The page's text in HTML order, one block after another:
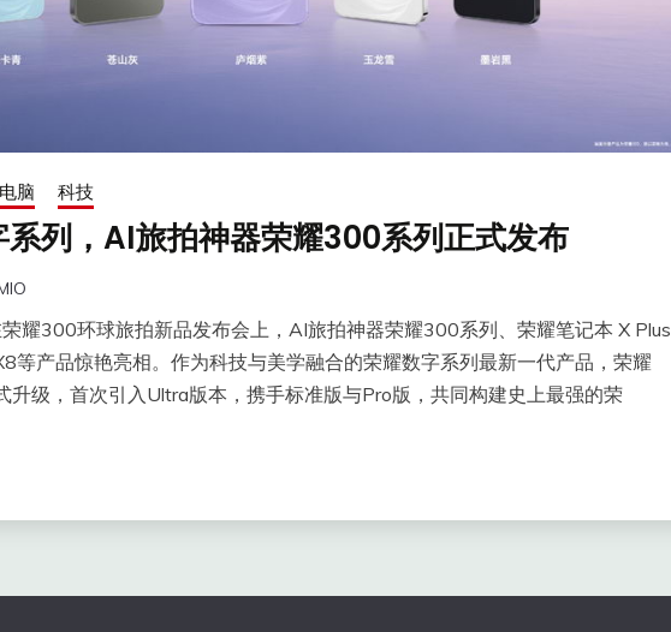
电脑 科技
列，AI旅拍神器荣耀300系列正式发布
耀300环球旅拍新品发布会上，AI旅拍神器荣耀300系列、荣耀笔记本 X Plus
等产品惊艳亮相。作为科技与美学融合的荣耀数字系列最新一代产品，荣耀
升级，首次引入Ultra版本，携手标准版与Pro版，共同构建史上最强的荣